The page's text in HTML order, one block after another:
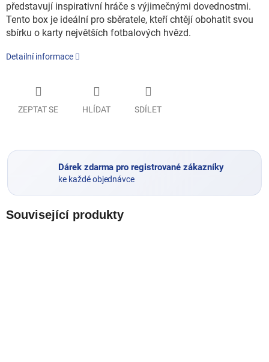
představují inspirativní hráče s výjimečnými dovednostmi.
Tento box je ideální pro sběratele, kteří chtějí obohatit svou
sbírku o karty největších fotbalových hvězd.
Detailní informace
ZEPTAT SE HLÍDAT SDÍLET
Dárek zdarma pro registrované zákazníky
ke každé objednávce
Související produkty